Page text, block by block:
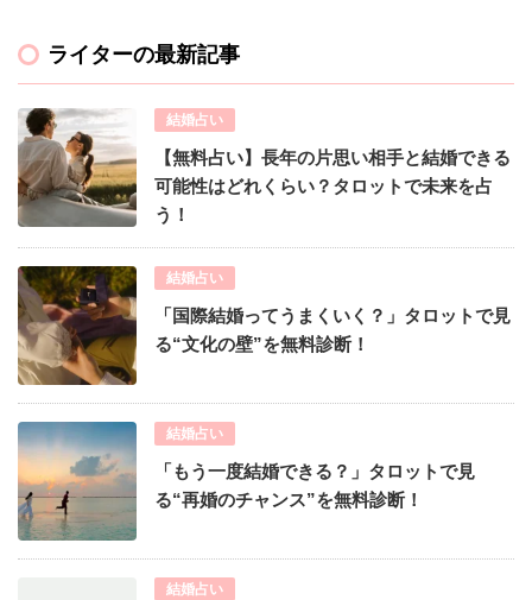
ライターの最新記事
結婚占い
【無料占い】長年の片思い相手と結婚できる
可能性はどれくらい？タロットで未来を占
う！
結婚占い
「国際結婚ってうまくいく？」タロットで見
る“文化の壁”を無料診断！
結婚占い
「もう一度結婚できる？」タロットで見
る“再婚のチャンス”を無料診断！
結婚占い